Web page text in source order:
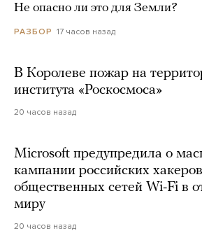
Не опасно ли это для Земли?
РАЗБОР 17 часов назад
В Королеве пожар на
института «Роскосмоса»
20 часов назад
Microsoft предупредила о
кампании российских
общественных сетей Wi-Fi в
миру
20 часов назад